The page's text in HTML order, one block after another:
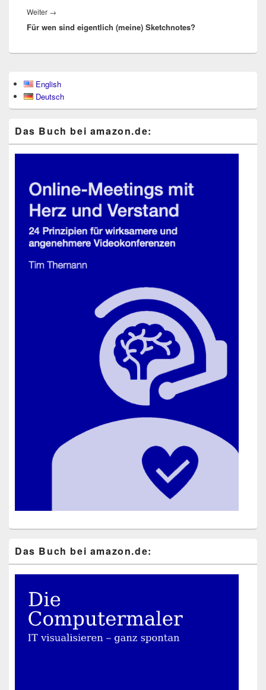
Weiter →
Beitrag:
Für wen sind eigentlich (meine) Sketchnotes?
Seitenleisten-
Widgetbereich
English
Deutsch
Das Buch bei ama​zon​.de:
Das Buch bei ama​zon​.de: